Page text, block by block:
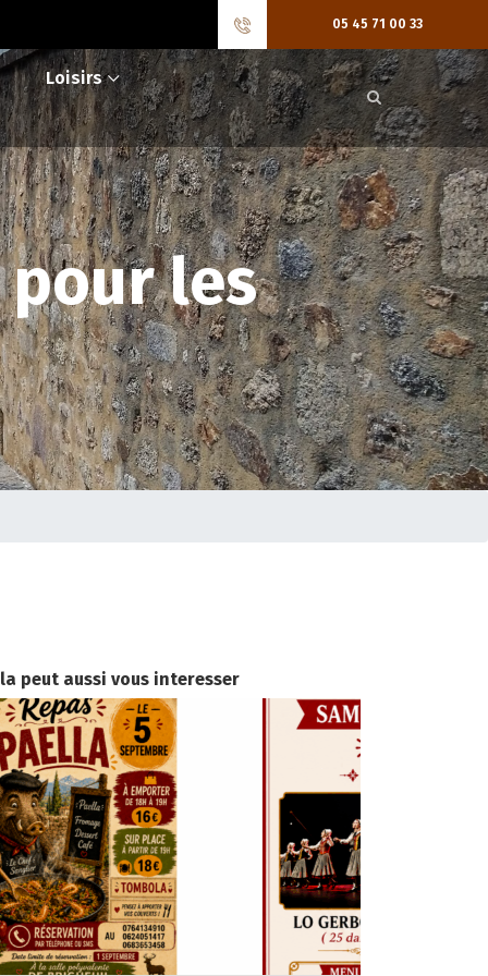
05 45 71 00 33
Loisirs
les
peut aussi vous interesser